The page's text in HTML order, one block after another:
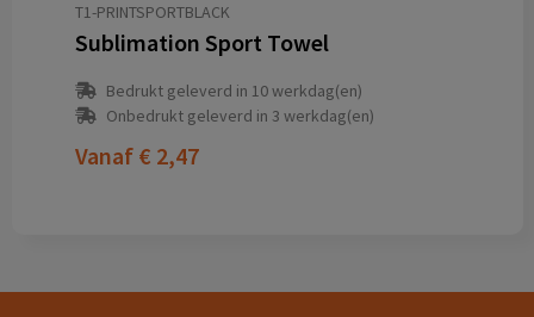
T1-PRINTSPORTBLACK
Sublimation Sport Towel
Bedrukt geleverd in 10 werkdag(en)
Onbedrukt geleverd in 3 werkdag(en)
Vanaf € 2,47